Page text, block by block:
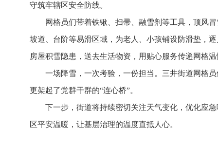
守筑牢辖区安全防线。
网格员们带着铁锹、扫帚、融雪剂等工具，顶风
坡道、台阶等易滑区域，为老人、小孩铺设防滑垫，
房屋积雪隐患，送去生活物资，用贴心服务传递网格
一场降雪，一次考验，一份担当。三井街道网格
更架起了党群干群的“连心桥”。
下一步，街道将持续密切关注天气变化，优化应
区平安温暖，让基层治理的温度直抵人心。